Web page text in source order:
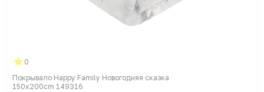
0
Покрывало Happy Family Новогодняя сказка
150x200cm 149316